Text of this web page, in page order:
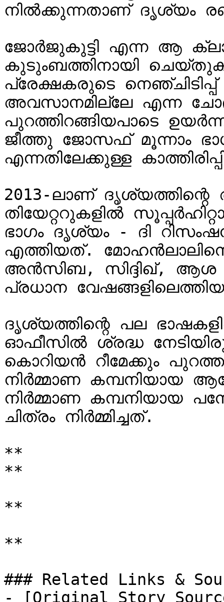
നില്‍ക്കുന്നതാണ് ദൃശ്യം
ജോര്‍ജുകുട്ടി എന്ന ആ
കുടുംബത്തിനായി
പ്രേക്ഷകരുടെ
അവസാനമില്ലേ എന്ന
പുറത്തിറങ്ങിയപാടെ
ജീത്തു ജോസഫ് മൂന്നാം
എന്നതിലേക്കുള്ള
2013-ലാണ്
തിയേറ്ററുകളിൽ
ഭാഗം ദൃശ്യം - ദി
എത്തിയത്.
അൻസിബ, സിദ്ദിഖ്, ആശ
പ്രധാന
ദൃശ്യത്തിന്റെ പല
ഓഫീസിൽ ശ്രദ്ധ
കൊറിയൻ റീമേക്കും
നിര്‍മ്മാണ കമ്പനിയായ
നിര്‍മ്മാണ കമ്പനിയായ
ചിത്രം നിര്‍മ്മിച്ചത്.
**
**
**
**
### Related Links &
- [Original Story